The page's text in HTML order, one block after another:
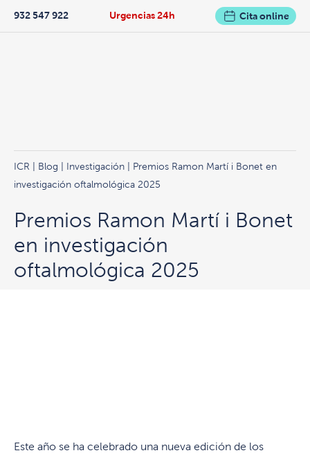
Urgencias 24h
932 547 922 Cita online
ICR Blog Investigación | Premios Ramon Martí i Bonet en
investigación oftalmológica 2025
Premios Ramon Martí i Bonet
en investigación
oftalmológica 2025
Este año se ha celebrado una nueva edición de los